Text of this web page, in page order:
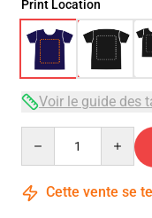
Print Location
Voir le guide des
Cette vente se